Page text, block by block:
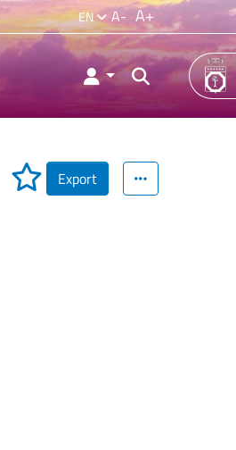
EN A- A+
Export